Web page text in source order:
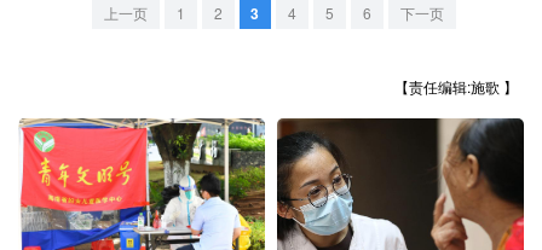
江西
河南 湖北 湖南
广东 广西 海南 重庆
四川 贵州 云南 西藏
上一页 1 2 3 4 5 6 下一页
【责任编辑:施歌 】